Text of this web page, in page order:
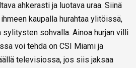
ahkerasti ja luotava uraa. Siinä
kaupalla hurahtaa ylitöissä,
sohvalla. Ainoa hurjan villi
voi tehdä on CSI Miami ja
televisiossa, jos siis jaksaa